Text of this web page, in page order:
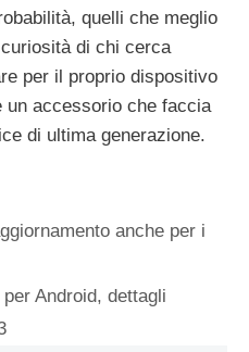
quelli che meglio
di chi cerca
per il proprio dispositivo
un accessorio che faccia
di ultima generazione.
anche per i
Android, dettagli